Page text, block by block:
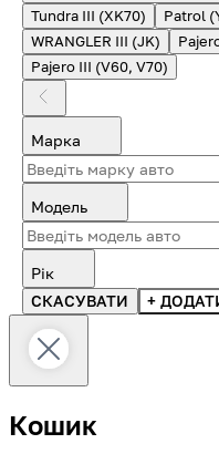
Tundra III (XK70)
Patrol
WRANGLER III (JK)
Pajero III (V60, V70)
Марка
Модель
Рік
СКАСУВАТИ
+
Кошик